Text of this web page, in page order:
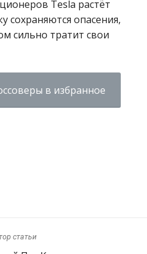
Tesla растёт
сохраняются опасения,
сильно тратит свои
в избранное
статьи